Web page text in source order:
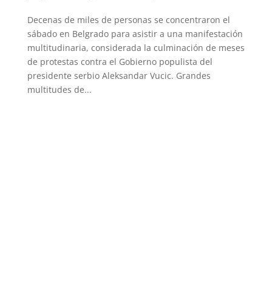
Decenas de miles de personas se concentraron el
sábado en Belgrado para asistir a una manifestación
multitudinaria, considerada la culminación de meses
de protestas contra el Gobierno populista del
presidente serbio Aleksandar Vucic. Grandes
multitudes de...